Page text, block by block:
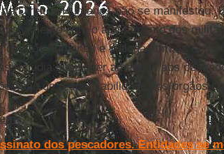
Direitos Humanos não se manifestou.
com o afastamento dos
direitos humanos e dialoga com as
repudia quaisquer ameaças aos
são de responsabilidade dos órgãos
:
dos pescadores. Entidades se